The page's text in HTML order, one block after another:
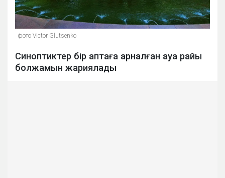
фото Victor Glutsenko
Синоптиктер бір аптаға арналған ауа райы
болжамын жариялады